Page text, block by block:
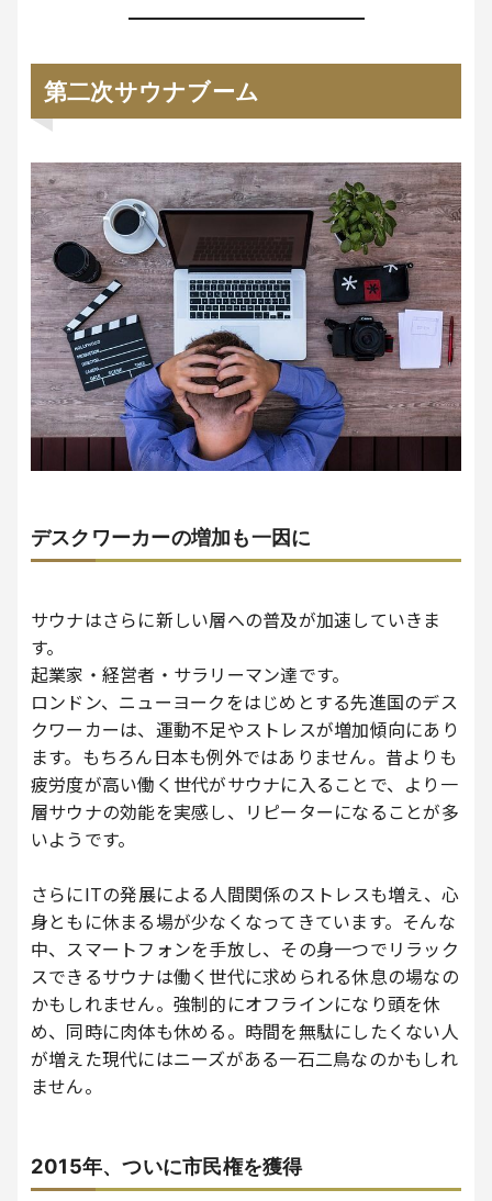
第二次サウナブーム
デスクワーカーの増加も一因に
サウナはさらに新しい層への普及が加速していきま
す。
起業家・経営者・サラリーマン達です。
ロンドン、ニューヨークをはじめとする先進国のデス
クワーカーは、運動不足やストレスが増加傾向にあり
ます。もちろん日本も例外ではありません。昔よりも
疲労度が高い働く世代がサウナに入ることで、より一
層サウナの効能を実感し、リピーターになることが多
いようです。
さらにITの発展による人間関係のストレスも増え、心
身ともに休まる場が少なくなってきています。そんな
中、スマートフォンを手放し、その身一つでリラック
スできるサウナは働く世代に求められる休息の場なの
かもしれません。強制的にオフラインになり頭を休
め、同時に肉体も休める。時間を無駄にしたくない人
が増えた現代にはニーズがある一石二鳥なのかもしれ
ません。
2015年、ついに市民権を獲得